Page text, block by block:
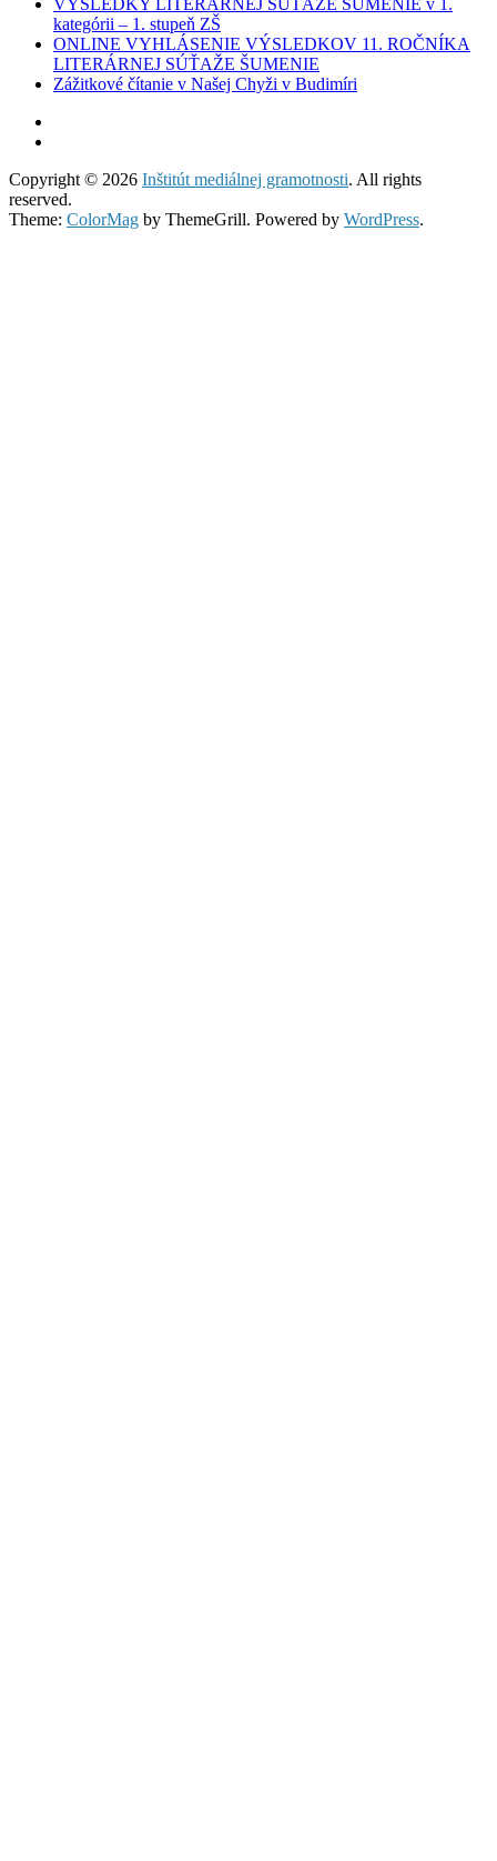
kategórii – 1. stupeň ZŠ
ONLINE VYHLÁSENIE VÝSLEDKOV 11. ROČNÍKA
LITERÁRNEJ SÚŤAŽE ŠUMENIE
Zážitkové čítanie v Našej Chyži v Budimíri
Copyright © 2026 Inštitút mediálnej gramotnosti. All rights
reserved.
Theme: ColorMag by ThemeGrill. Powered by WordPress.